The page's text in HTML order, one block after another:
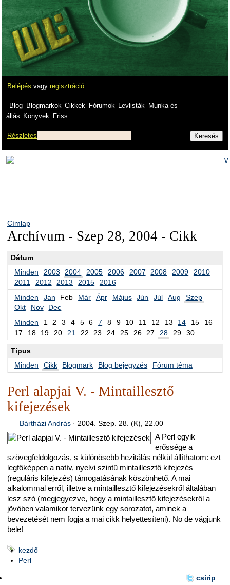
Belépés vagy regisztráció
Blog Blogmarkok Cikkek Fórumok Levlisták
Munka és
állás Könyvek Friss
Részletes
Címlap
Archívum - Szep 28, 2004 - Cikk
Dátum
Minden
2003 2004 2005 2006 2007 2008 2009
2010
2011
2012 2013 2015
2016
Minden
Jan Feb Már Ápr Május Jún Júl Aug
Szep
Okt
Nov
Dec
Minden
1 2 3 4 5 6 7 8 9 10 11 12 13 14 15
16
17
18 19 20 21 22 23 24 25 26 27 28 29 30
Típus
Minden
Cikk Blogmark Blog bejegyzés Fórum téma
Perl alapjai V. - Mintaillesztő
kifejezések
Bártházi András· 2004. Szep. 28. (K), 22.00
A Perl egyik
erőssége a
szövegfeldolgozás, s különösebb hezitálás nélkül állíthatom: ezt
legfőképpen a natív, nyelvi szintű mintaillesztő kifejezés
(reguláris kifejezés) támogatásának köszönhető. A mai
alkalommal erről, illetve a mintaillesztő kifejezésekről általában
lesz szó (megjegyezve, hogy a mintaillesztő kifejezésekről a
jövőben valamikor tervezünk egy sorozatot, aminek a
bevezetését nem fogja a mai cikk helyettesíteni). No de vágjunk
bele!
kezdő
Perl
csirip